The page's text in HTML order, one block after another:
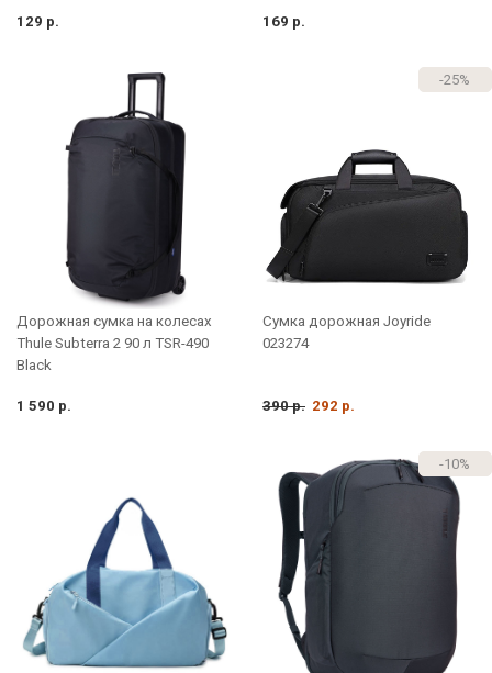
129 р. 169 р.
Дорожная сумка на колесах
Thule Subterra 2 90 л TSR-490
Black
1 590 р.
-25%
Сумка дорожная Joyride
023274
390 р. 292 р.
-10%